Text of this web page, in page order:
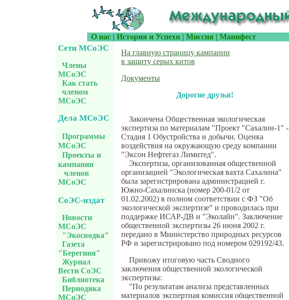
О нас | История и Успехи | Миссия | Манифест
Сети МСоЭС
Члены
МСоЭС
Как стать
членом
МСоЭС
Дела МСоЭС
Программы
МСоЭС
Проекты и
кампании
членов
МСоЭС
СоЭС-издат
Новости
МСоЭС
"Экосводка"
Газета
"Берегиня"
Журнал
Вести СоЭС
Библиотека
Периодика
МСоЭС
На главную страницу кампании
в защиту серых китов
Документы
Дорогие друзья!
Закончена Общественная экологическая
экспертиза по материалам "Проект "Сахалин-1" -
Стадия 1 Обустройства и добычи. Оценка
воздействия на окружающую среду компании
"Эксон Нефтегаз Лимитед".
Экспертиза, организованная общественной
организацией "Экологическая вахта Сахалина"
была зарегистрирована администрацией г.
Южно-Сахалинска (номер 200-01/2 от
01.02.2002) в полном соответствии с ФЗ "Об
экологической экспертизе" и проводилась при
поддержке ИСАР-ДВ и "Эколайн". Заключение
общественной экспертизы 26 июня 2002 г.
передано в Министерство природных ресурсов
РФ и зарегистрировано под номером 029192/43.
Привожу итоговую часть Сводного
заключения общественной экологической
экспертизы:
"По результатам анализа представленных
материалов экспертная комиссия общественной